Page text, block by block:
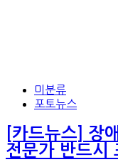
미분류
포토뉴스
[카드뉴스] 장
전문가 반드시